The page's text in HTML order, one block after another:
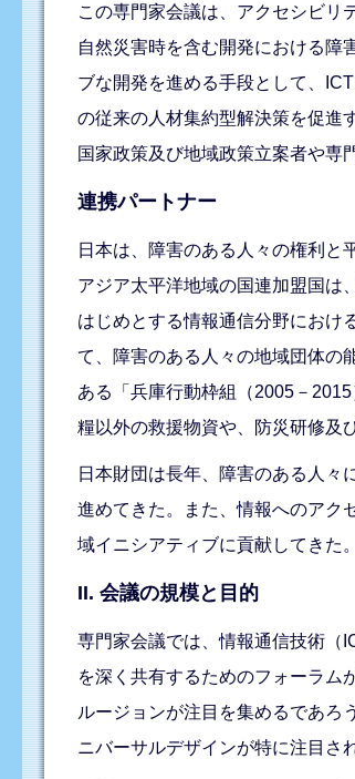
この専門家会議は、アクセシビリ
自然災害時を含む開発における障
ブな開発を進める手段として、
の従来の人材集約型解決策を促進
国家政策及び地域政策立案者や専
連携パートナー
日本は、障害のある人々の権利と
アジア太平洋地域の国連加盟国は
はじめとする情報通信分野におけ
て、障害のある人々の地域団体の
ある「兵庫行動枠組（2005－
糧以外の救援物資や、防災研修及
日本財団は長年、障害のある人々
進めてきた。また、情報へのアク
域イニシアティブに貢献してきた。
II. 会議の規模と目的
専門家会議では、情報通信技術（
を深く共有するためのフォーラム
ルージョンが注目を集めるであろ
ニバーサルデザインが特に注目さ